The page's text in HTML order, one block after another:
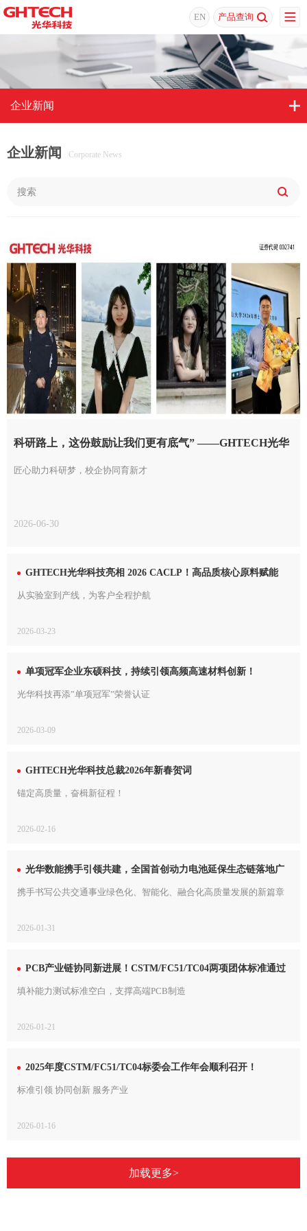
EN 产品查询
企业新闻
企业新闻 Corporate News
科研路上，这份鼓励让我们更有底气” ——GHTECH光华
科技奖学金...
匠心助力科研梦，校企协同育新才
2026-06-30
GHTECH光华科技亮相 2026 CACLP！高品质核心原料赋能
IVD产业新未来
从实验室到产线，为客户全程护航
2026-03-23
单项冠军企业东硕科技，持续引领高频高速材料创新！
光华科技再添”单项冠军”荣誉认证
2026-03-09
GHTECH光华科技总裁2026年新春贺词
锚定高质量，奋楫新征程！
2026-02-16
光华数能携手引领共建，全国首创动力电池延保生态链落地广
州公交
携手书写公共交通事业绿色化、智能化、融合化高质量发展的新篇章
2026-01-31
PCB产业链协同新进展！CSTM/FC51/TC04两项团体标准通过
技术审查
填补能力测试标准空白，支撑高端PCB制造
2026-01-21
2025年度CSTM/FC51/TC04标委会工作年会顺利召开！
标准引领 协同创新 服务产业
2026-01-16
加载更多>